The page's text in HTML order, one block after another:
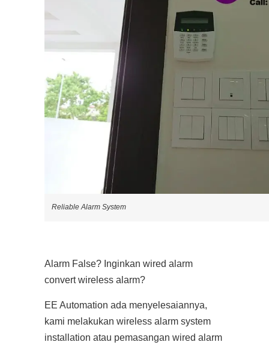
Reliable Alarm System
Alarm False? Inginkan wired alarm
convert wireless alarm?
EE Automation ada menyelesaiannya,
kami melakukan wireless alarm system
installation atau pemasangan wired alarm